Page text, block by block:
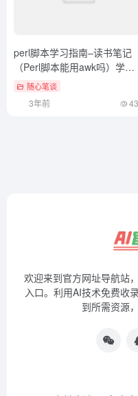
perl脚本学习指南–读书笔记
（Perl脚本能用awk吗）学到
了吗随心笔谈
3年前
欢迎来到官方网址导航站
入口。利用AI技术免费收
到所需资源